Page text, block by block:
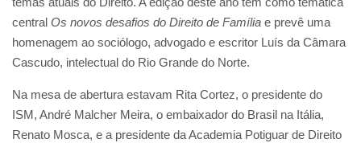
central Os novos desafios do Direito de Família e prevê uma
homenagem ao sociólogo, advogado e escritor Luís da Câmara
Cascudo, intelectual do Rio Grande do Norte.
Na mesa de abertura estavam Rita Cortez, o presidente do
ISM, André Malcher Meira, o embaixador do Brasil na Itália,
Renato Mosca, e a presidente da Academia Potiguar de Direito